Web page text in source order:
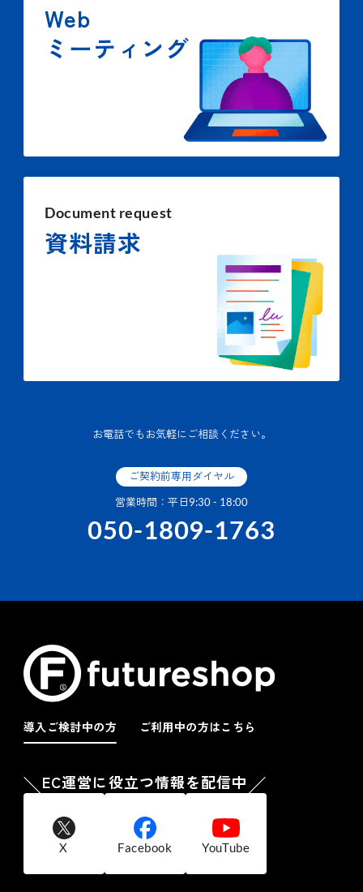
Web
ミーティング
Document request
資料請求
お電話でもお気軽にご相談ください。
ご契約前専用ダイヤル
営業時間：平日9:30 - 18:00
050-1809-1763
導入ご検討中の方 ご利用中の方はこちら
EC運営に役立つ情報を配信中
X Facebook YouTube